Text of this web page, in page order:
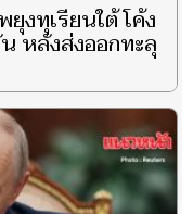
งทุเรียนใต้ โค้ง
หลังส่งออกทะลุ